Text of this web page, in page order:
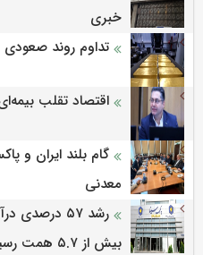
خبری
تداوم روند
اقتصاد تقلب
گام بلند ایران و
معدنی
رشد ۵۷
بیش از ۵.۷ همت رسید